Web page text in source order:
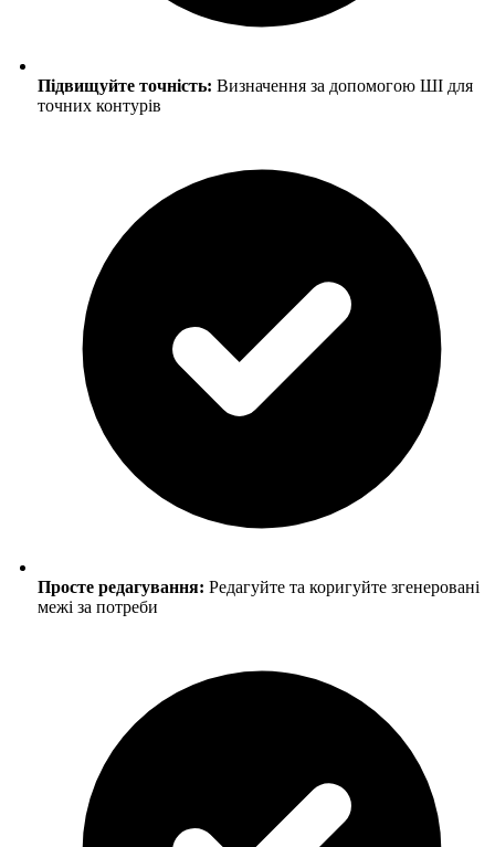
Підвищуйте точність: Визначення за допомогою ШІ для
точних контурів
Просте редагування: Редагуйте та коригуйте згенеровані
межі за потреби